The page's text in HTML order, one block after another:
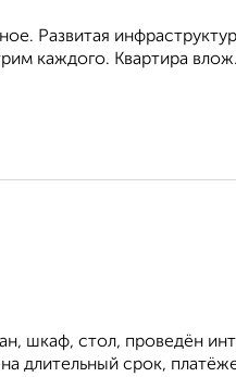
Развитая
каждого. Квартира
шкаф, стол, проведён
длительный срок,